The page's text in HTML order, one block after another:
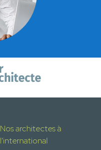
Nos architectes à
l'international